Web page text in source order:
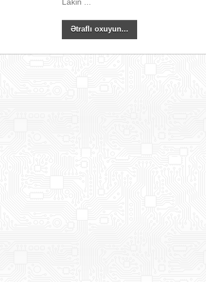
Ətraflı oxuyun...